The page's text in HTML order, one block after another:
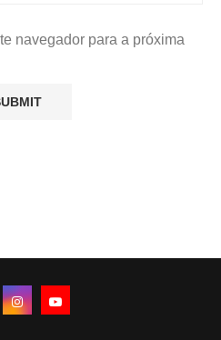
navegador para a próxima